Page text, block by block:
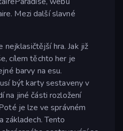
Mezi další slavné
hra. Jak již
cílem těchto her je
barvy na esu.
být karty sestaveny v
na jiné části rozložení
je lze ve správném
základech. Tento